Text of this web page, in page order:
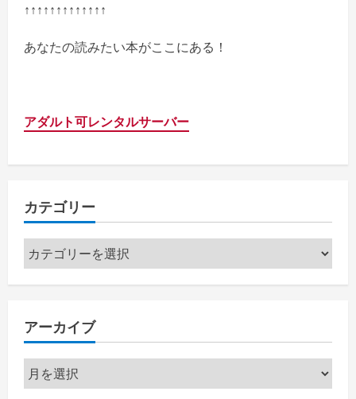
↑↑↑↑↑↑↑↑↑↑↑↑↑
あなたの読みたい本がここにある！
アダルト可レンタルサーバー
カテゴリー
カ
テ
ー
アーカイブ
ア
ー